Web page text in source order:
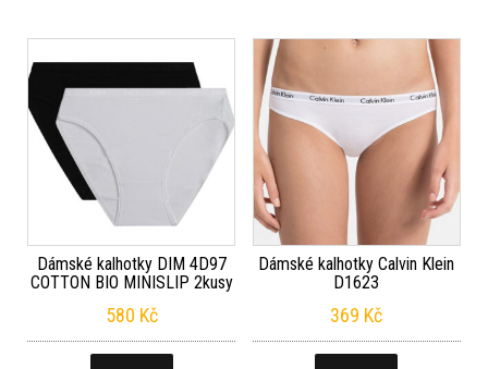
Dámské kalhotky DIM 4D97
COTTON BIO MINISLIP 2kusy
580 Kč
Dámské kalhotky Calvin Klein
D1623
369 Kč